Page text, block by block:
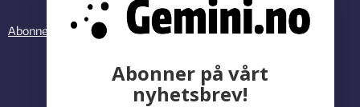
Abonner på vårt nyhetsbrev
Abonner på vårt
nyhetsbrev!